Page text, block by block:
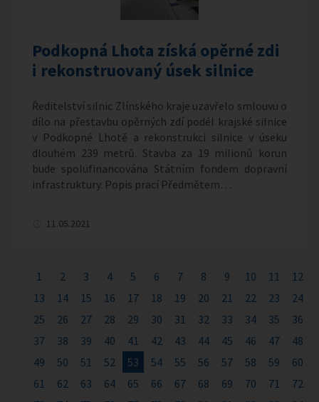
Podkopná Lhota získá opěrné zdi
i rekonstruovaný úsek silnice
Ředitelství silnic Zlínského kraje uzavřelo smlouvu o
dílo na přestavbu opěrných zdí podél krajské silnice
v Podkopné Lhotě a rekonstrukci silnice v úseku
dlouhém 239 metrů. Stavba za 19 milionů korun
bude spolufinancována Státním fondem dopravní
infrastruktury. Popis prací Předmětem…
11.05.2021
1 2 3 4 5 6 7 8 9 10 11
12
13
14 15 16 17 18 19 20 21 22 23
24
25
26 27 28 29 30 31 32 33 34 35
36
37
38 39 40 41 42 43 44 45 46 47
48
49
50 51 52 53 54 55 56 57 58 59
60
61
62 63 64 65 66 67 68 69 70 71
72